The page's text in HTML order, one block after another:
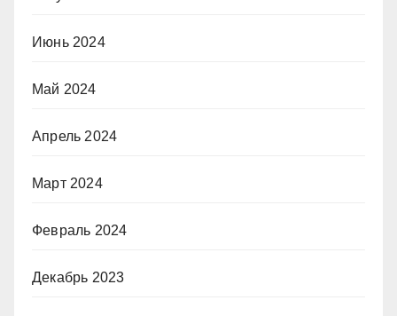
Июнь 2024
Май 2024
Апрель 2024
Март 2024
Февраль 2024
Декабрь 2023